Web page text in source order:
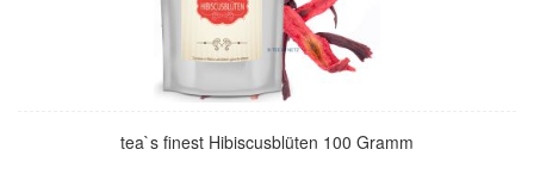
tea`s finest Hibiscusblüten 100 Gramm